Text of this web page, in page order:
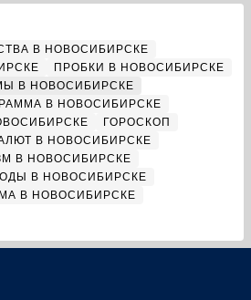
В НОВОСИБИРСКЕ
ПРОБКИ В НОВОСИБИРСКЕ
В НОВОСИБИРСКЕ
В НОВОСИБИРСКЕ
ГОРОСКОП
В НОВОСИБИРСКЕ
В НОВОСИБИРСКЕ
В НОВОСИБИРСКЕ
В НОВОСИБИРСКЕ